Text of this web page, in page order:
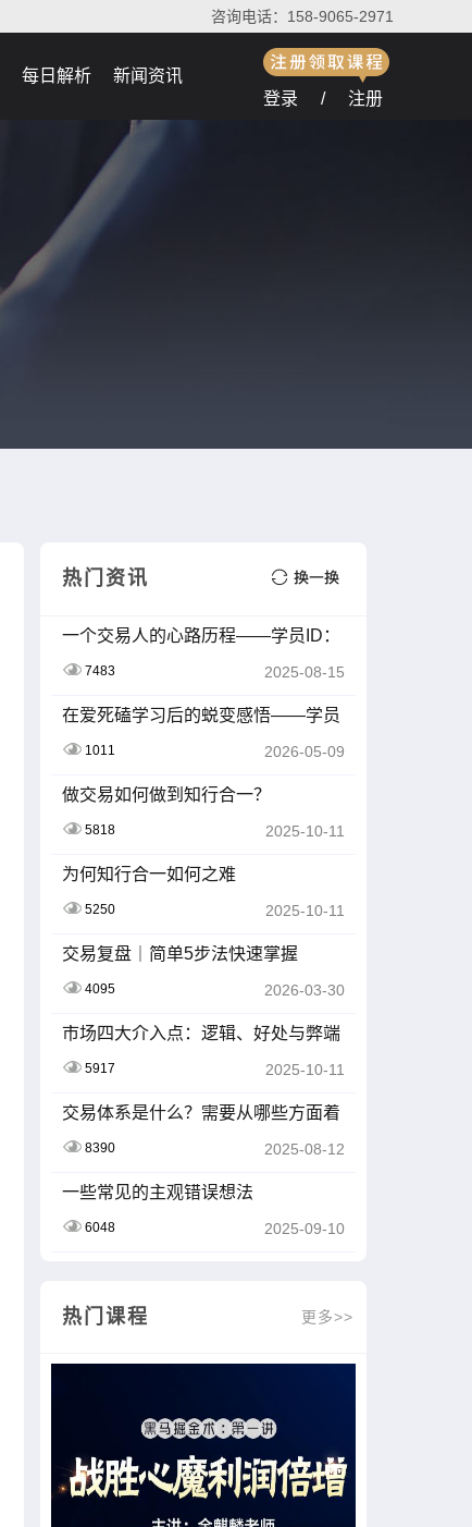
咨询电话：158-9065-2971
每日解析
新闻资讯
登录
/ 注册
热门资讯
一个交易人的心路历程——学员ID：
7483 2025-08-15
在爱死磕学习后的蜕变感悟——学员
1011 2026-05-09
做交易如何做到知行合一？
5818 2025-10-11
为何知行合一如何之难
5250 2025-10-11
交易复盘｜简单5步法快速掌握
4095 2026-03-30
市场四大介入点：逻辑、好处与弊端
5917 2025-10-11
交易体系是什么？需要从哪些方面着
8390 2025-08-12
一些常见的主观错误想法
6048 2025-09-10
热门课程 更多>>